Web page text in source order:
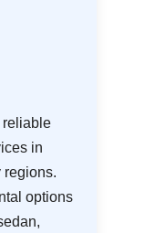
reliable
in
regions.
options